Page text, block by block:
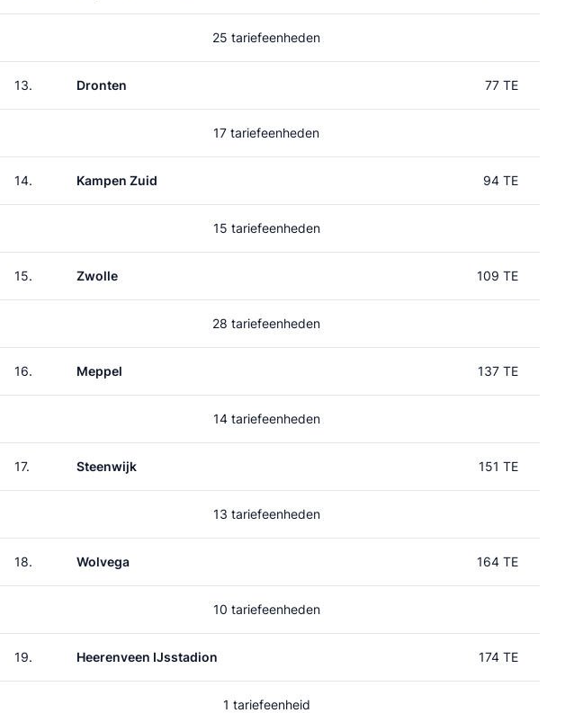
25 tariefeenheden
13. Dronten 77 TE
17 tariefeenheden
14. Kampen Zuid 94 TE
15 tariefeenheden
15. Zwolle 109 TE
28 tariefeenheden
16. Meppel 137 TE
14 tariefeenheden
17. Steenwijk 151 TE
13 tariefeenheden
18. Wolvega 164 TE
10 tariefeenheden
19. Heerenveen IJsstadion 174 TE
1 tariefeenheid